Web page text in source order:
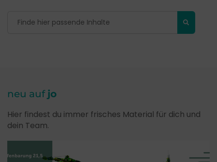
neu auf jo
Hier findest du immer frisches Material für dich und
dein Team.